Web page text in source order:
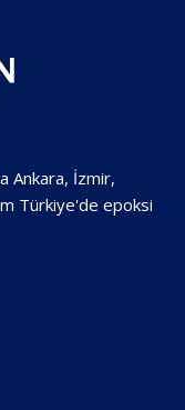
Ankara, İzmir,
Türkiye'de epoksi